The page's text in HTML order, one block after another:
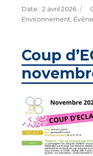
Publié
le
2 avril 2026
Environnement,
Coup